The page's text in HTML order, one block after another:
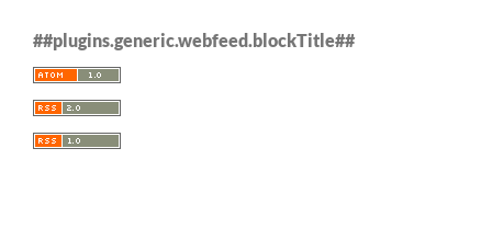
##plugins.generic.webfeed.blockTitle##